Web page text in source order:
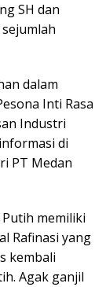
SH dan
dalam
Inti Rasa
Industri
di
PT Medan
Putih memiliki
Rafinasi yang
kembali
Agak ganjil